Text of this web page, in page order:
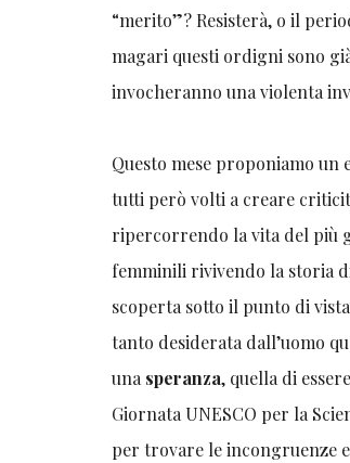
“merito”? Resisterà, o il
magari questi ordigni sono
invocheranno una violenta
Questo mese proponiamo
tutti però volti a creare
ripercorrendo la vita del più
femminili rivivendo la storia
scoperta sotto il punto di
tanto desiderata dall’uomo
unasperanza, quella di
Giornata UNESCO per la
per trovare le incongruenze